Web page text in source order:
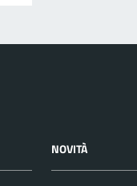
NOVITÀ